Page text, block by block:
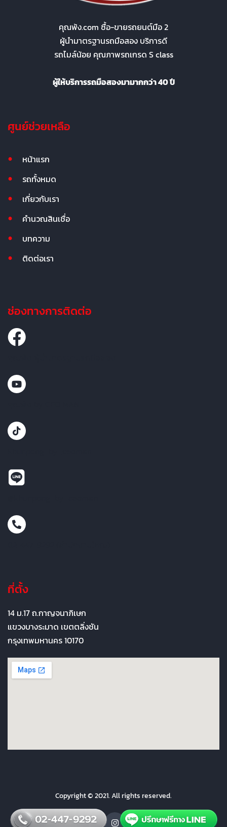
คุณพ้ง.com ซื้อ-ขายรถยนต์มือ 2
ผู้นำมาตรฐานรถมือสอง บริการดี
รถไมล์น้อย คุณภาพรถเกรด S class
ผู้ให้บริการรถมือสองมามากกว่า 40 ปี
ศูนย์ช่วยเหลือ
หน้าแรก
รถทั้งหมด
เกี่ยวกับเรา
คำนวณสินเชื่อ
บทความ
ติดต่อเรา
ช่องทางการติดต่อ
ที่ตั้ง
14 ม.17 ถ.กาญจนาภิเษก
แขวงบางระมาด เขตตลิ่งชัน
กรุงเทพมหานคร 10170
Copyright © 2021. All rights reserved.